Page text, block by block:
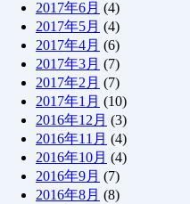
2017年6月 (4)
2017年5月 (4)
2017年4月 (6)
2017年3月 (7)
2017年2月 (7)
2017年1月 (10)
2016年12月 (3)
2016年11月 (4)
2016年10月 (4)
2016年9月 (7)
2016年8月 (8)